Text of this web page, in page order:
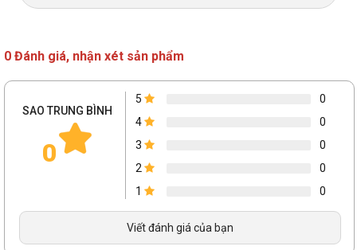
Hỗ trợ RAM tối đa
Ổ cứng
SSD 512GB M.2 PCIe NVMe
0 Đánh giá, nhận xét sản phẩm
SAO TRUNG BÌNH
0
5
0
4
0
3
0
2
0
1
0
Viết đánh giá của bạn